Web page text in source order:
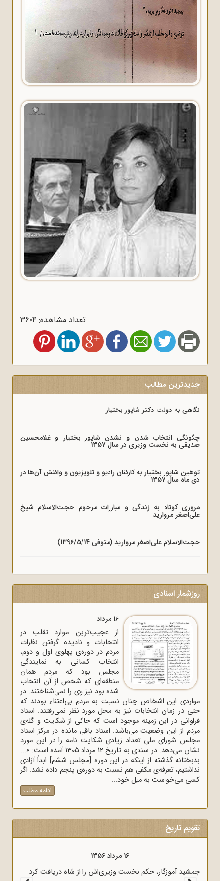
تعداد مشاهده: 3604
جدیدترین مطالب
نگاهی به دولت دکتر شاپور بختیار
چگونگی انتخاب شدن و نشدن شاپور بختیار و غلامحسین
صدیقی به نخست وزیری در سال 1357
توهین شاپور بختیار به کارکنان رادیو و تلویزیون و واکنش آن‌ها در
دی ماه سال 1357
مروری کوتاه به زندگی و مبارزات مرحوم حجت‌الاسلام شیخ
علی‌اصغر مروارید
حجت‌الاسلام علی‌اصغر مروارید (متوفی 1396/5/14)
روزشمار اسنادی
16 مرداد
از عجیب‌ترین موارد تقلب در
انتخابات و نادیده گرفتن نظرات
مردم در دوره‌ی پهلوی اول و دوم،
انتخاب کسانی به نمایندگی
مجلس بود که مردم همان
منطقه‌ای که شخص از آن انتخاب
شده بود نیز وی را نمی‌شناختند. در
مواردی این اشخاص چنان نسبت به مردم بی‌اعتناء بودند که
حتی در زمان انتخابات نیز به محل مورد نظر نمی‌رفتند. اسناد
فراوانی در این زمینه موجود است که حاکی از شکایت و گله‌ی
مردم از این وضعیت می‌باشد. اسناد باقی مانده در مرکز اسناد
مجلس شورای ملی تعداد زیادی شکایت نامه را در این مورد
نشان می‌دهد. در سندی به تاریخ 12 مرداد 1305 آمده است: «...
بدبختانه گذشته از اینکه در این دوره [مجلس ششم] ابداً آزادی
نداشتیم، تعرفه‌ی مکفی هم نسبت به دوره‌ی پنجم داده نشد. اگر
کسی می‌خواست به میل خود...
ادامه مطلب
تقویم تاریخ
16 مرداد 1356
جمشید آموزگار، حکم نخست وزیری‌اش را از شاه دریافت کرد. پیام امام